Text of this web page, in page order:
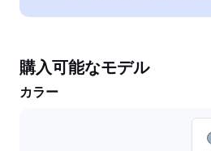
購入可能なモデル
カラー